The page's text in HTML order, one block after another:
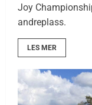
Joy
andreplass.
LES MER